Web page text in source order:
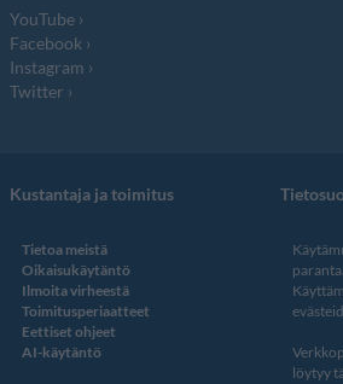
YouTube
Facebook
Instagram
Twitter
Kustantaja ja toimitus
Tietoa meistä
Oikaisukäytäntö
Ilmoita virheestä
Toimitusperiaatteet
Eettiset ohjeet
AI-käytäntö
löytyy